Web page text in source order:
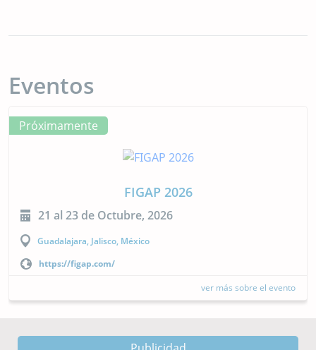
Eventos
Próximamente
LACQUA 2026
27 al 30 de Octubre, 2026
El Salvador, San Salvador
https://www.was.org/meeting/code/LacQua26
ver más